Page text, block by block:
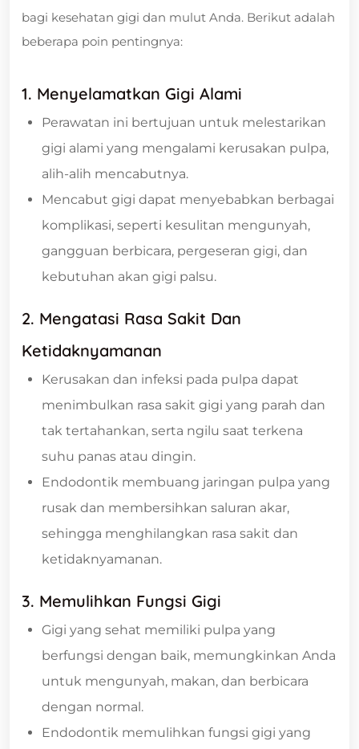
bagi kesehatan gigi dan mulut Anda. Berikut adalah
beberapa poin pentingnya:
1. Menyelamatkan Gigi Alami
Perawatan ini bertujuan untuk melestarikan
gigi alami yang mengalami kerusakan pulpa,
alih-alih mencabutnya.
Mencabut gigi dapat menyebabkan berbagai
komplikasi, seperti kesulitan mengunyah,
gangguan berbicara, pergeseran gigi, dan
kebutuhan akan gigi palsu.
2. Mengatasi Rasa Sakit Dan
Ketidaknyamanan
Kerusakan dan infeksi pada pulpa dapat
menimbulkan rasa sakit gigi yang parah dan
tak tertahankan, serta ngilu saat terkena
suhu panas atau dingin.
Endodontik membuang jaringan pulpa yang
rusak dan membersihkan saluran akar,
sehingga menghilangkan rasa sakit dan
ketidaknyamanan.
3. Memulihkan Fungsi Gigi
Gigi yang sehat memiliki pulpa yang
berfungsi dengan baik, memungkinkan Anda
untuk mengunyah, makan, dan berbicara
dengan normal.
Endodontik memulihkan fungsi gigi yang